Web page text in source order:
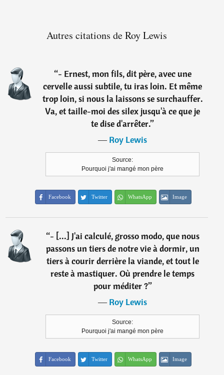
Autres citations de Roy Lewis
“- Ernest, mon fils, dit père, avec une
cervelle aussi subtile, tu iras loin. Et même
trop loin, si nous la laissons se surchauffer.
Va, et taille-moi des silex jusqu'à ce que je
te dise d'arrêter.”
―Roy Lewis
Source:
Pourquoi j'ai mangé mon père
Facebook Twitter WhatsApp Image
“- [...] J'ai calculé, grosso modo, que nous
passons un tiers de notre vie à dormir, un
tiers à courir derrière la viande, et tout le
reste à mastiquer. Où prendre le temps
pour méditer ?”
―Roy Lewis
Source:
Pourquoi j'ai mangé mon père
Facebook Twitter WhatsApp Image